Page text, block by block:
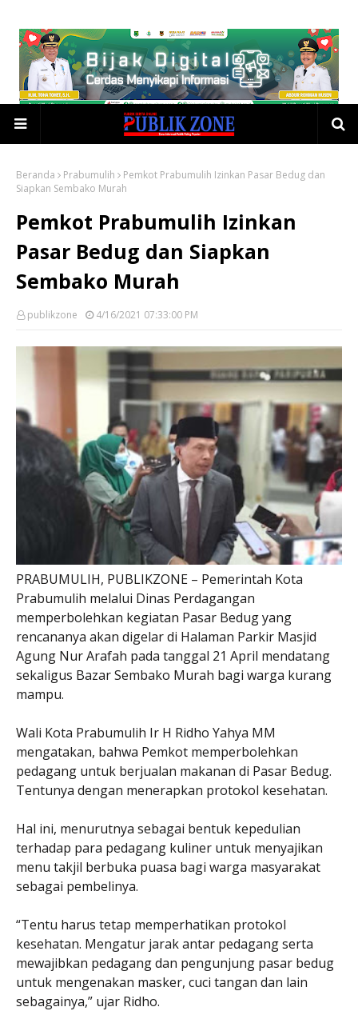
Beranda Prabumulih
Pemkot Prabumulih Izinkan Pasar Bedug dan
Siapkan Sembako Murah
Pemkot Prabumulih Izinkan
Pasar Bedug dan Siapkan
Sembako Murah
publikzone 4/16/2021 07:33:00 PM
PRABUMULIH, PUBLIKZONE – Pemerintah Kota
Prabumulih melalui Dinas Perdagangan
memperbolehkan kegiatan Pasar Bedug yang
rencananya akan digelar di Halaman Parkir Masjid
Agung Nur Arafah pada tanggal 21 April mendatang
sekaligus Bazar Sembako Murah bagi warga kurang
mampu.
Wali Kota Prabumulih Ir H Ridho Yahya MM
mengatakan, bahwa Pemkot memperbolehkan
pedagang untuk berjualan makanan di Pasar Bedug.
Tentunya dengan menerapkan protokol kesehatan.
Hal ini, menurutnya sebagai bentuk kepedulian
terhadap para pedagang kuliner untuk menyajikan
menu takjil berbuka puasa bagi warga masyarakat
sebagai pembelinya.
“Tentu harus tetap memperhatikan protokol
kesehatan. Mengatur jarak antar pedagang serta
mewajibkan pedagang dan pengunjung pasar bedug
untuk mengenakan masker, cuci tangan dan lain
sebagainya,” ujar Ridho.